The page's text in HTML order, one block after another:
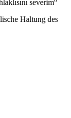
severim“
Haltung des